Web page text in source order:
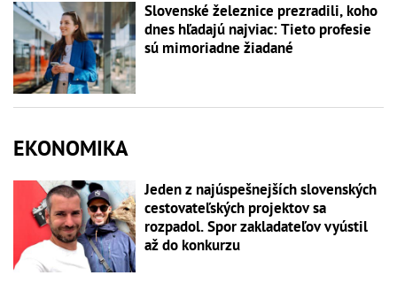
Slovenské železnice prezradili, koho
dnes hľadajú najviac: Tieto profesie
sú mimoriadne žiadané
EKONOMIKA
Jeden z najúspešnejších slovenských
cestovateľských projektov sa
rozpadol. Spor zakladateľov vyústil
až do konkurzu